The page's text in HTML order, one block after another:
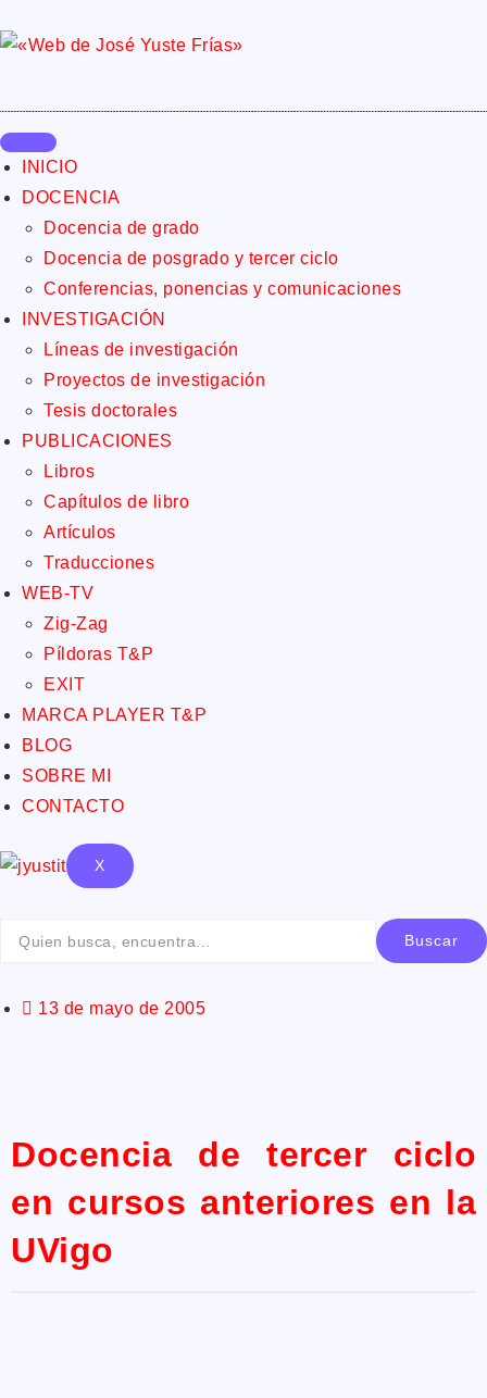
INICIO
DOCENCIA
Docencia de grado
Docencia de posgrado y tercer ciclo
Conferencias, ponencias y comunicaciones
INVESTIGACIÓN
Líneas de investigación
Proyectos de investigación
Tesis doctorales
PUBLICACIONES
Libros
Capítulos de libro
Artículos
Traducciones
WEB-TV
Zig-Zag
Píldoras T&P
EXIT
MARCA PLAYER T&P
BLOG
SOBRE MI
CONTACTO
X
Buscar
13 de mayo de 2005
Docencia de tercer ciclo
en cursos anteriores en la
UVigo